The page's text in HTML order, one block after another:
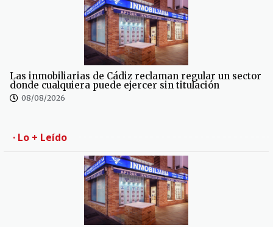
Las inmobiliarias de Cádiz reclaman regular un sector
donde cualquiera puede ejercer sin titulación
08/08/2026
· Lo + Leído